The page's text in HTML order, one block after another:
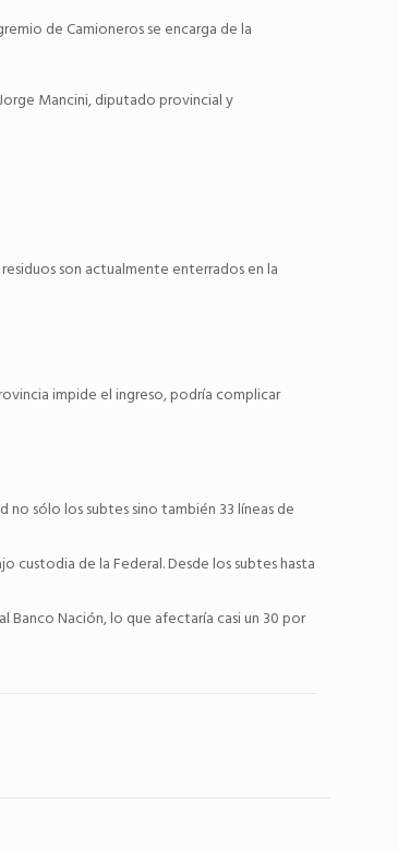
de Camioneros se encarga de la
Mancini, diputado provincial y
son actualmente enterrados en la
impide el ingreso, podría complicar
sólo los subtes sino también 33 líneas de
custodia de la Federal. Desde los subtes hasta
Banco Nación, lo que afectaría casi un 30 por